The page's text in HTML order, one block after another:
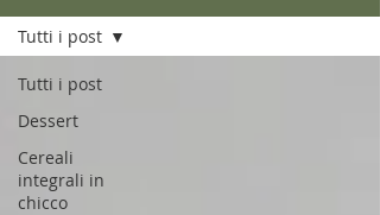
Tutti i post
Dessert
Cereali
integrali in
chicco
Tutti i post